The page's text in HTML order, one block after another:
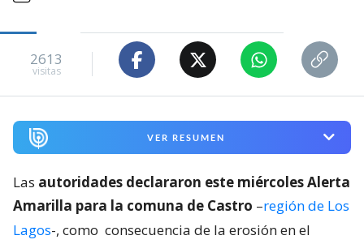
2613
visitas
VER RESUMEN
Las autoridades declararon este miércoles Alerta
Amarilla para la comuna de Castro –región de Los
Lagos-, como consecuencia de la erosión en el